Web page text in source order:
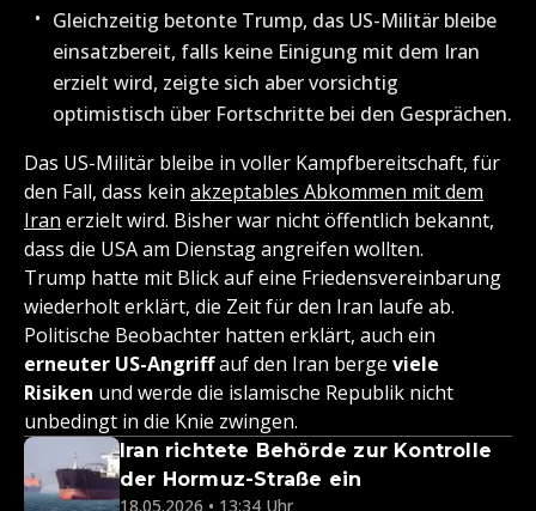
Gleichzeitig betonte Trump, das US-Militär bleibe
einsatzbereit, falls keine Einigung mit dem Iran
erzielt wird, zeigte sich aber vorsichtig
optimistisch über Fortschritte bei den Gesprächen.
Das US-Militär bleibe in voller Kampfbereitschaft, für
den Fall, dass kein akzeptables Abkommen mit dem
Iran erzielt wird. Bisher war nicht öffentlich bekannt,
dass die USA am Dienstag angreifen wollten.
Trump hatte mit Blick auf eine Friedensvereinbarung
wiederholt erklärt, die Zeit für den Iran laufe ab.
Politische Beobachter hatten erklärt, auch ein
erneuter US-Angriffauf den Iran berge viele
Risiken und werde die islamische Republik nicht
unbedingt in die Knie zwingen.
Iran richtete Behörde zur Kontrolle
der Hormuz-Straße ein
18.05.2026 • 13:34 Uhr